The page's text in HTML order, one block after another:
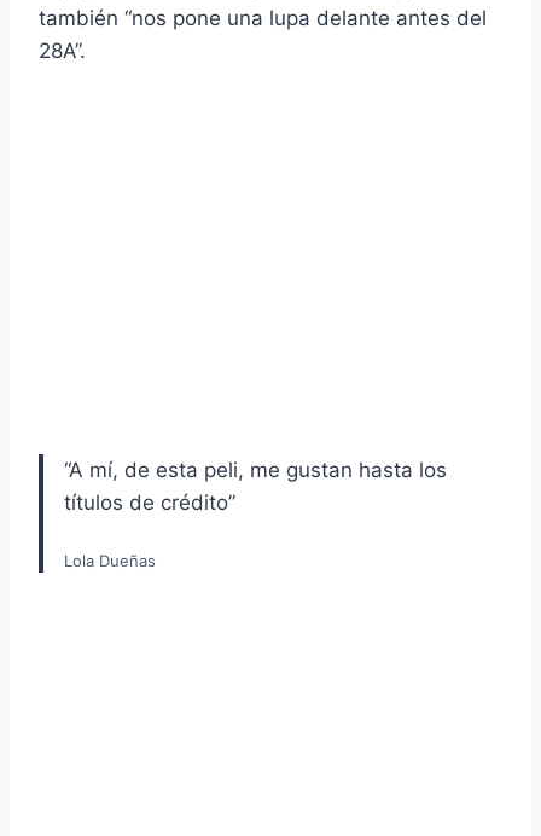
también “nos pone una lupa delante antes del
28A”.
“A mí, de esta peli, me gustan hasta los
títulos de crédito”
Lola Dueñas